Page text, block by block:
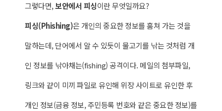
그렇다면,보안에서 피싱이란 무엇일까요?
피싱(Phishing)은 개인의 중요한 정보를 훔쳐 가는 것을
말하는데, 단어에서 알 수 있듯이 물고기를 낚는 것처럼 개
인 정보를 낚아채는(fishing) 공격이다. 메일의 첨부파일,
링크와 같이 미끼 파일로 유인해 위장 사이트로 유인한 후
개인 정보(금융 정보, 주민등록 번호와 같은 중요한 정보)를